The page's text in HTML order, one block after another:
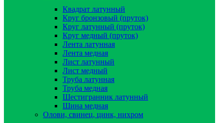
Квадрат латунный
Круг бронзовый (пруток)
Круг латунный (пруток)
Круг медный (пруток)
Лента латунная
Лента медная
Лист латунный
Лист медный
Труба латунная
Труба медная
Шестигранник латунный
Шина медная
Олови, свинец, цинк, нихром